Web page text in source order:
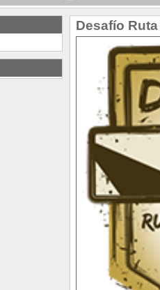
Desafío Ruta